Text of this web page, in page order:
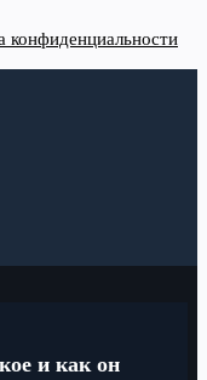
конфиденциальности
и как он